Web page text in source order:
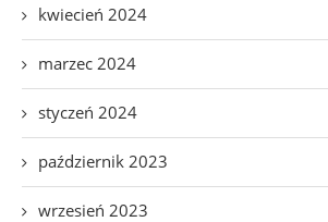
kwiecień 2024
marzec 2024
styczeń 2024
październik 2023
wrzesień 2023